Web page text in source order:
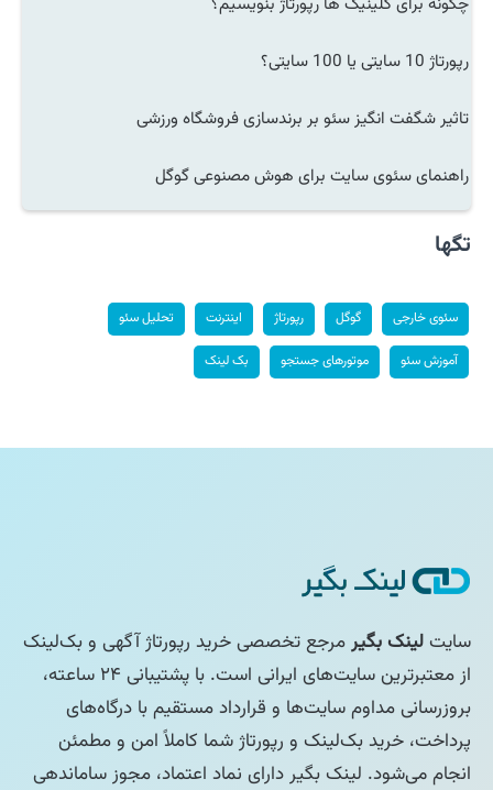
رپورتاژ 10 سایتی یا 100 سایتی؟
تاثیر شگفت انگیز سئو بر برندسازی فروشگاه ورزشی
راهنمای سئوی سایت برای هوش مصنوعی گوگل
تگها
سئوی خارجی گوگل رپورتاژ اینترنت تحلیل سئو
آموزش سئو موتورهای جستجو بک لینک
سایتلینک بگیرمرجع تخصصی خرید رپورتاژ آگهی و بک‌لینک
از معتبرترین سایت‌های ایرانی است. با پشتیبانی ۲۴ ساعته،
بروزرسانی مداوم سایت‌ها و قرارداد مستقیم با درگاه‌های
پرداخت، خرید بک‌لینک و رپورتاژ شما کاملاً امن و مطمئن
انجام می‌شود. لینک بگیر دارای نماد اعتماد، مجوز ساماندهی